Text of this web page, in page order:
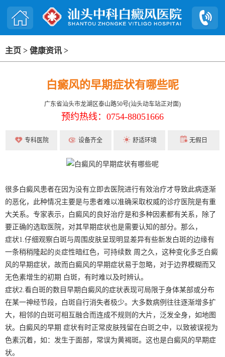
主页 > 健康资讯 >
白癜风的早期症状有哪些呢
广东省汕头市龙湖区泰山路50号(汕头动车站正对面)
预约热线：0754-88051666
专科医院 设备齐全 舒适环境 无假日
很多白癜风患者在因为没有立即去医院进行有效治疗才导致此病逐渐
的恶化，此种情况主要是与患者难以准确采取权威的诊疗医院是有重
大关系。专家表示，白癜风的良好治疗是和多种因素都有关系，除了
要正确的选取医院，对其早期症状也是需要认知的部分。那么，
症状1.仔细观察白斑与周围皮肤呈现明显差异有些新发白斑的边缘有
一条稍稍隆起的炎症性暗红色，可持续数 周之久，这种变化多乏白癜
风的早期症状，故而白癜风的早期症状易于忽略，对于边界模糊而又
无色素增生的初期 白斑，有时难以及时辨认。
症状2.看白斑的数目早期白癜风的症状表现可局限于身体某部或分布
在某一神经节段，白斑自行消失者极少。大多数病例往往逐渐增多扩
大，相邻的白斑可相互融合而连成不规则的大片，泛发全身，如地图
状。白癜风的早期 症状有时正常皮肤残留在白斑之中，以致被误视为
色素沉着，如：发生于面部，常误为黄褐斑。这也是白癜风的早期症
状。